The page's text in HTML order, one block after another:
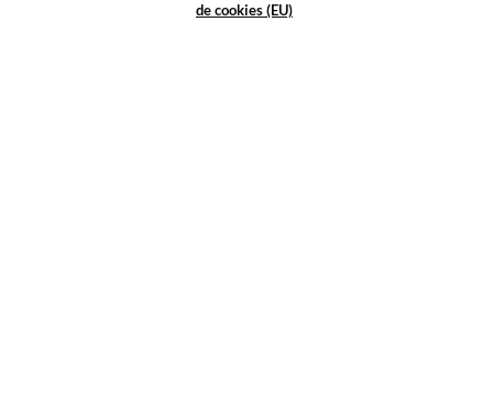
de cookies (EU)